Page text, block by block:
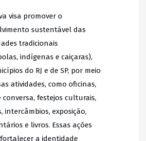
visa promover o
sustentável das
tradicionais
indígenas e caiçaras),
do RJ e de SP, por meio
atividades, como oficinas,
conversa, festejos culturais,
intercâmbios, exposição,
e livros. Essas ações
a identidade